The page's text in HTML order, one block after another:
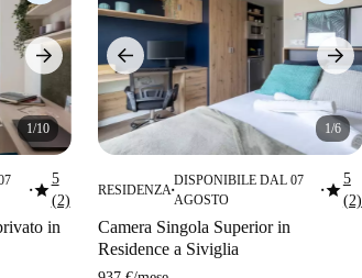
1/10
■star5
(2)
in
1/6
RESIDENZA■
DISPONIBILE DAL 07
AGOSTO
■star5
(2)
Camera Singola Superior in
Residence a Siviglia